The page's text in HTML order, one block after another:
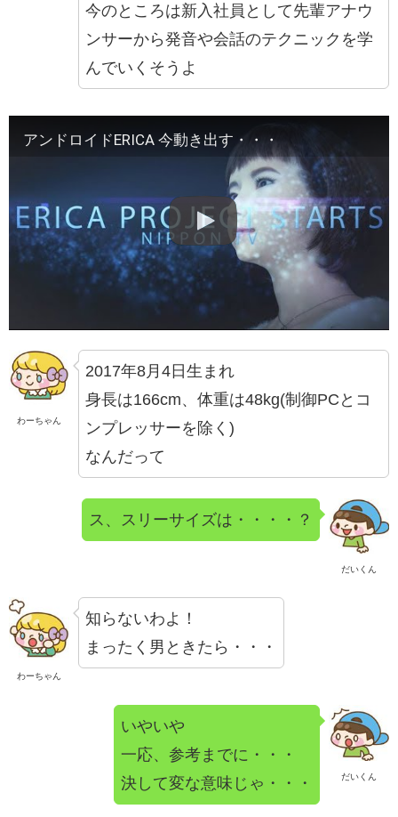
今のところは新入社員として先輩アナウ
ンサーから発音や会話のテクニックを学
んでいくそうよ
アンドロイドERICA 今動き出す・・・
わーちゃん
2017年8月4日生まれ
身長は166cm、体重は48kg(制御PCとコ
ンプレッサーを除く)
なんだって
だいくん
ス、スリーサイズは・・・・？
わーちゃん
知らないわよ！
まったく男ときたら・・・
だいくん
いやいや
一応、参考までに・・・
決して変な意味じゃ・・・